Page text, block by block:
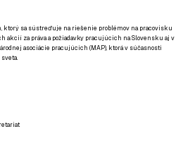
ktorý sa sústreďuje na riešenie problémov na pracovisku
akcií za práva a požiadavky pracujúcich na Slovensku aj v
asociácie pracujúcich (MAP), ktorá v súčasnosti